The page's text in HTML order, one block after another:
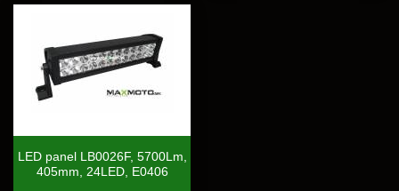
LED panel LB0026F, 5700Lm,
405mm, 24LED, E0406